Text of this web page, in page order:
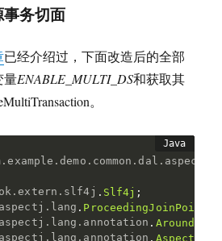
务切面
已经介绍过，下面改造后的全部
量ENABLE_MULTI_DS和获取其
。
.example .demo . common .dal . aspect
.extern . slf4j . Slf4j ;
aspectj . lang . ProceedingJoinPoint
aspectj . lang . annotation . Around
aspectj . lang . annotation . Aspect